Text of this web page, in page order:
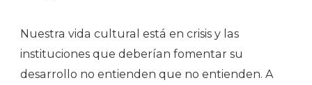
Nuestra vida cultural está en crisis y las
instituciones que deberían fomentar su
desarrollo no entienden que no entienden. A